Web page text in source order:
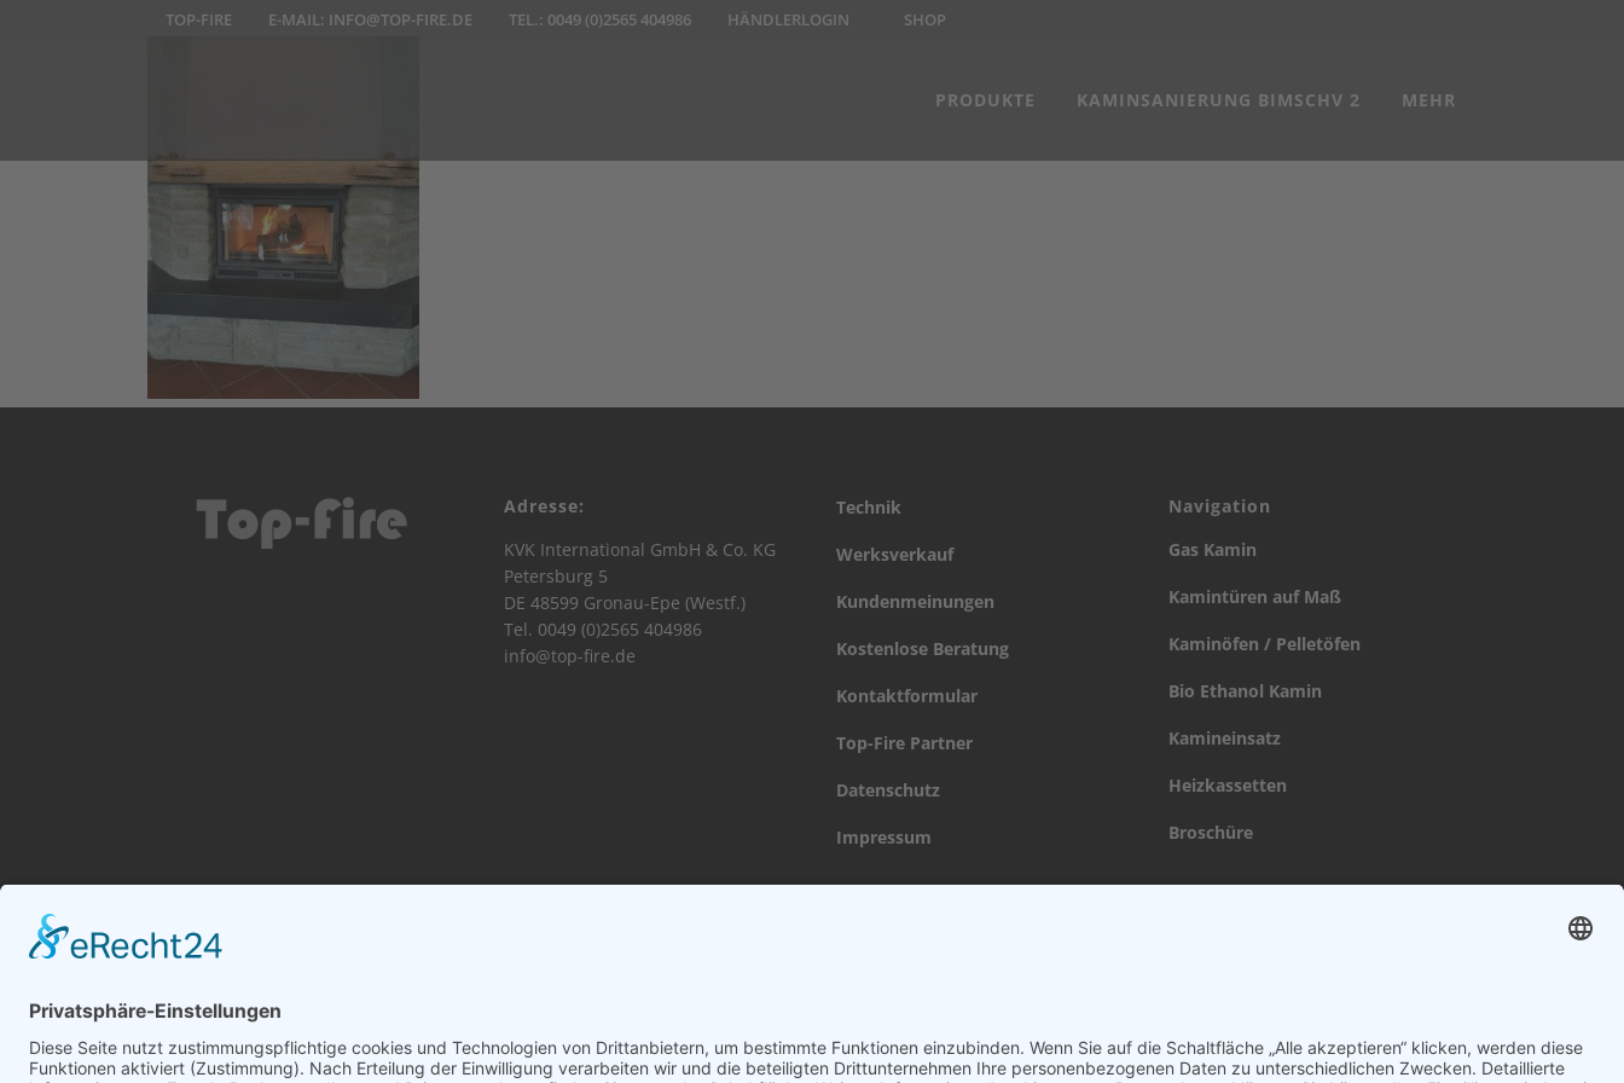
TOP-FIRE E-MAIL: INFO@TOP-FIRE.DE TEL.: 0049 (0)2565 404986 HÄNDLERLOGIN SHOP
PRODUKTE KAMINSANIERUNG BIMSCHV 2 MEHR
Adresse:
KVK International GmbH & Co. KG
Petersburg 5
DE 48599 Gronau-Epe (Westf.)
Tel. 0049 (0)2565 404986
info@top-fire.de
Technik
Werksverkauf
Kundenmeinungen
Kostenlose Beratung
Kontaktformular
Top-Fire Partner
Datenschutz
Impressum
Navigation
Gas Kamin
Kamintüren auf Maß
Kaminöfen / Pelletöfen
Bio Ethanol Kamin
Kamineinsatz
Heizkassetten
Broschüre